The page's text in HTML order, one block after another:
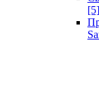
[5]